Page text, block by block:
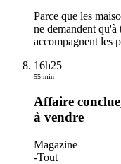
Parce que les
ne demandent qu'à
accompagnent les
16h25
55 min
Affaire
à vendre
Magazine
-Tout